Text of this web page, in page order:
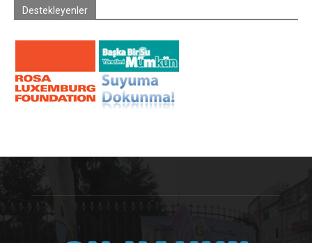
Destekleyenler